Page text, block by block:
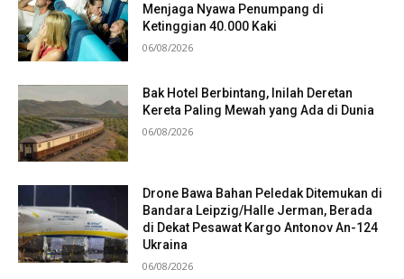
Menjaga Nyawa Penumpang di
Ketinggian 40.000 Kaki
06/08/2026
Bak Hotel Berbintang, Inilah Deretan
Kereta Paling Mewah yang Ada di Dunia
06/08/2026
Drone Bawa Bahan Peledak Ditemukan di
Bandara Leipzig/Halle Jerman, Berada
di Dekat Pesawat Kargo Antonov An-124
Ukraina
06/08/2026